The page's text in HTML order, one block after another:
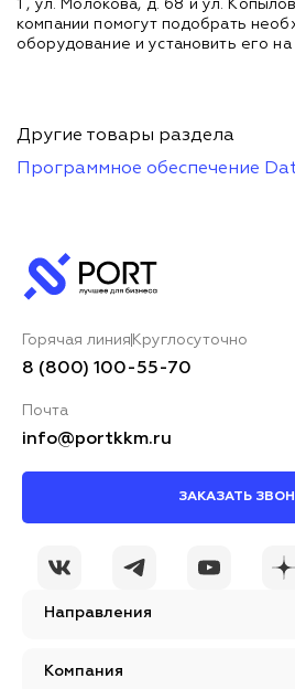
1 , ул. Молокова, д. 68 и ул.
компании помогут подобрать
оборудование и установить его
Другие товары раздела
Программное обеспечение
Направления
Компания
Горячая линия Круглосуточно
8 (800) 100-55-70
Почта
info@portkkm.ru
ЗАКАЗАТЬ